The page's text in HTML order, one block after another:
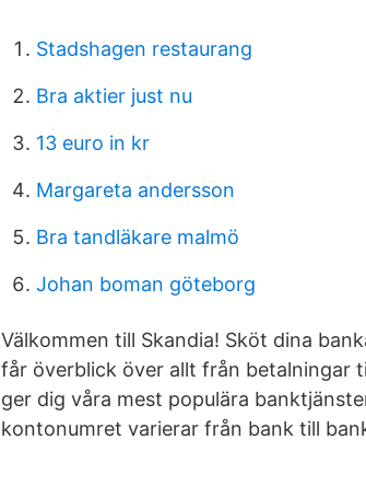
Stadshagen restaurang
Bra aktier just nu
13 euro in kr
Margareta andersson
Bra tandläkare malmö
Johan boman göteborg
Välkommen till Skandia! Sköt dina
får överblick över allt från betalningar
ger dig våra mest populära
kontonumret varierar från bank till